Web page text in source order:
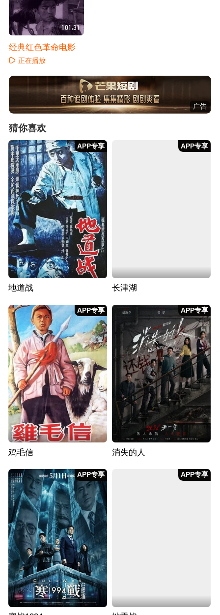
101:31
经典红色革命电影
正在播放
广告
猜你喜欢
APP专享
地道战
APP专享
长津湖
APP专享
鸡毛信
APP专享
消失的人
APP专享 APP专享